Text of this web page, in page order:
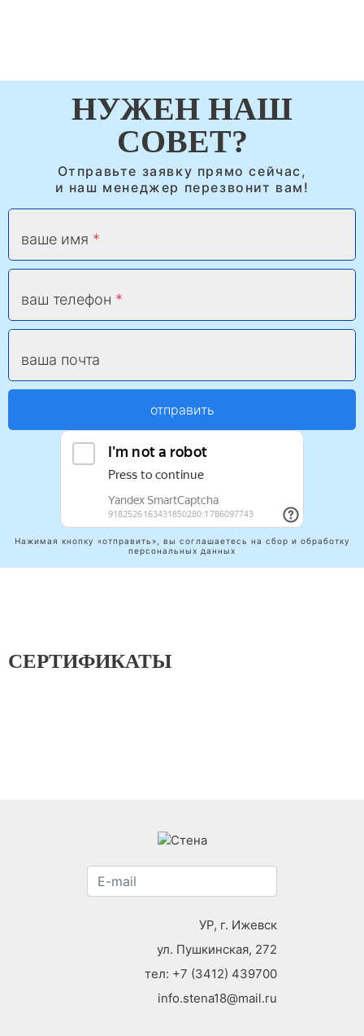
НУЖЕН НАШ
СОВЕТ?
Отправьте заявку прямо сейчас,
и наш менеджер перезвонит вам!
ваше имя
ваш телефон
ваша почта
отправить
Нажимая кнопку «отправить», вы соглашаетесь на сбор и обработку
персональных данных
СЕРТИФИКАТЫ
УР, г. Ижевск
ул. Пушкинская, 272
тел: +7 (3412) 439700
info.stena18@mail.ru